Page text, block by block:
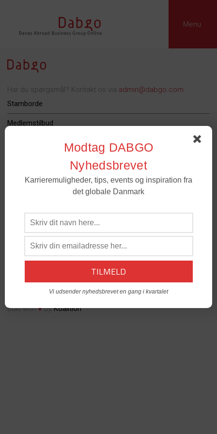
Menu
Har du spørgsmål? Kontakt os via admin@dabgo.com
Stamborde
Medlemstilbud
Dabgo Erhvervspris
Om Dabgo
Medlemmer- For spørgsmål til medlemskab og grupper. Email
admin@dabgo.com
Kontakt:
© Copyright DABGO 2025
Built with♥byKoalition
Modtag DABGO
Nyhedsbrevet
Karrieremuligheder, tips, events og inspiration fra
det globale Danmark
Vi udsender nyhedsbrevet en gang i kvartalet